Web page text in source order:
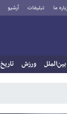
ما تبلیغات آرشیو
بین‌الملل ورزش تاریخ